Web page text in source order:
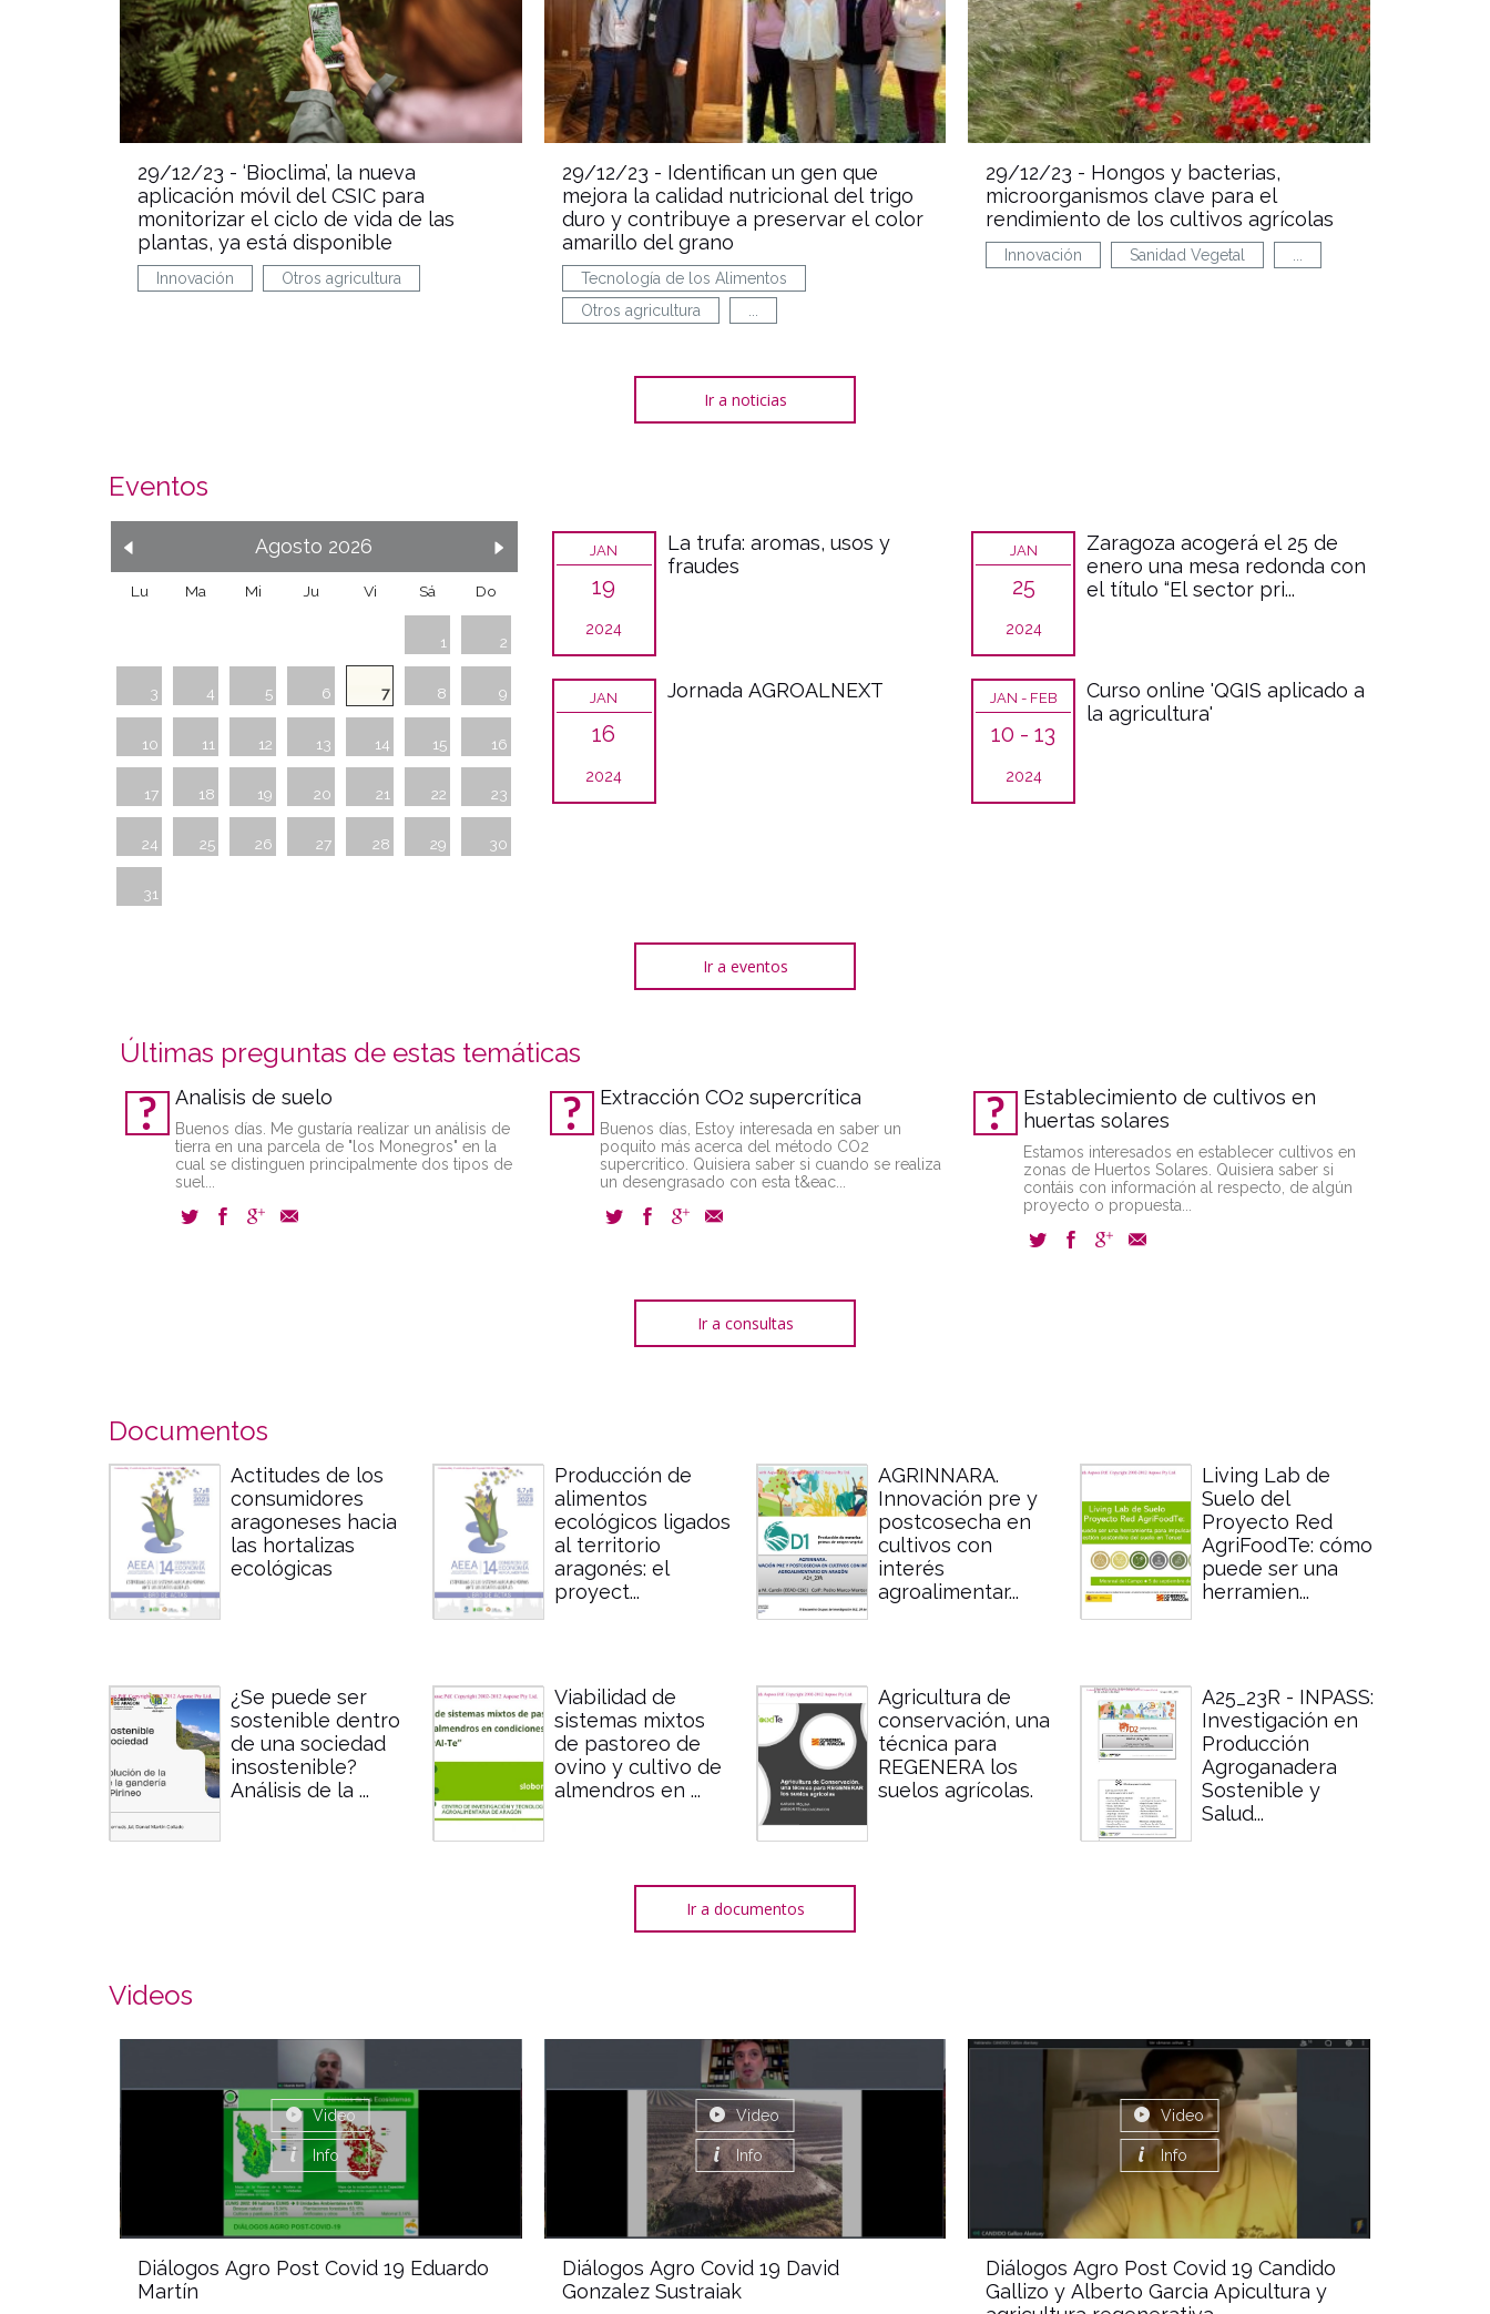
29/12/23 - ‘Bioclima’, la nueva
aplicación móvil del CSIC para
monitorizar el ciclo de vida de las
plantas, ya está disponible
Innovación Otros agricultura
29/12/23 - Identifican un gen que
mejora la calidad nutricional del trigo
duro y contribuye a preservar el color
amarillo del grano
Tecnología de los Alimentos
Otros agricultura
29/12/23 - Hongos y bacterias,
microorganismos clave para el
rendimiento de los cultivos agrícolas
Innovación Sanidad Vegetal
Ir a noticias
Eventos
Agosto 2026
Lu Ma Mi Ju Vi Sá Do
1 2
3 4 5 6 7 8 9
10 11 12 13 14 15 16
17 18 19 20 21 22 23
24 25 26 27 28 29 30
31
JAN
19
2024
La trufa: aromas, usos y
fraudes
JAN
25
2024
Zaragoza acogerá el 25 de
enero una mesa redonda con
el título “El sector pri...
JAN
16
2024
Jornada AGROALNEXT JAN - FEB
10 - 13
2024
Curso online 'QGIS aplicado a
la agricultura'
Ir a eventos
Últimas preguntas de estas temáticas
Analisis de suelo
Buenos días. Me gustaría realizar un análisis de
tierra en una parcela de "los Monegros" en la
cual se distinguen principalmente dos tipos de
suel...
Extracción CO2 supercrítica
Buenos días, Estoy interesada en saber un
poquito más acerca del método CO2
supercritico. Quisiera saber si cuando se realiza
un desengrasado con esta t&eac...
Establecimiento de cultivos en
huertas solares
Estamos interesados en establecer cultivos en
zonas de Huertos Solares. Quisiera saber si
contáis con información al respecto, de algún
proyecto o propuesta...
Ir a consultas
Documentos
Actitudes de los
consumidores
aragoneses hacia
las hortalizas
ecológicas
Producción de
alimentos
ecológicos ligados
al territorio
aragonés: el
proyect...
AGRINNARA.
Innovación pre y
postcosecha en
cultivos con
interés
agroalimentar...
Living Lab de
Suelo del
Proyecto Red
AgriFoodTe: cómo
puede ser una
herramien...
¿Se puede ser
sostenible dentro
de una sociedad
insostenible?
Análisis de la ...
Viabilidad de
sistemas mixtos
de pastoreo de
ovino y cultivo de
almendros en ...
Agricultura de
conservación, una
técnica para
REGENERA los
suelos agrícolas.
A25_23R - INPASS:
Investigación en
Producción
Agroganadera
Sostenible y
Salud...
Ir a documentos
Videos
Video
Info
Diálogos Agro Post Covid 19 Eduardo
Martín
Video
Info
Diálogos Agro Covid 19 David
Gonzalez Sustraiak
Video
Info
Diálogos Agro Post Covid 19 Candido
Gallizo y Alberto Garcia Apicultura y